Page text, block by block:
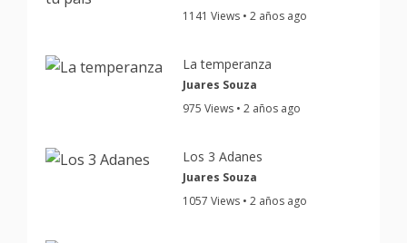
1141 Views • 2 años ago
La temperanza
Juares Souza
975 Views • 2 años ago
Los 3 Adanes
Juares Souza
1057 Views • 2 años ago